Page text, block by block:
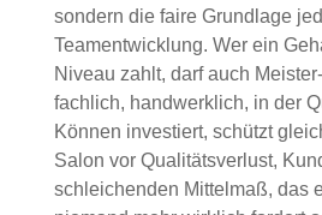
sondern die faire Grundlage
Teamentwicklung. Wer ein
Niveau zahlt, darf auch
fachlich, handwerklich, in der
Können investiert, schützt
Salon vor Qualitätsverlust,
schleichenden Mittelmaß, das